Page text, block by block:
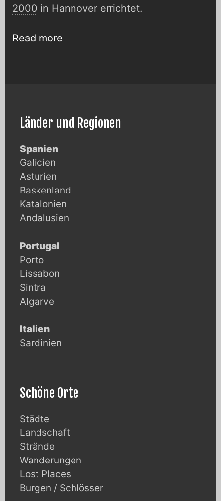
2000 in Hannover errichtet.
Read more
Länder und Regionen
Spanien
Galicien
Asturien
Baskenland
Katalonien
Andalusien
Portugal
Porto
Lissabon
Sintra
Algarve
Italien
Sardinien
Schöne Orte
Städte
Landschaft
Strände
Wanderungen
Lost Places
Burgen / Schlösser